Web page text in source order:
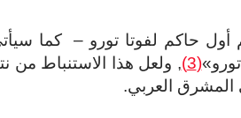
أول حاكم لفوتا تورو – كما
(3)
, ولعل هذا الاستنباط من
المشرق العربي.